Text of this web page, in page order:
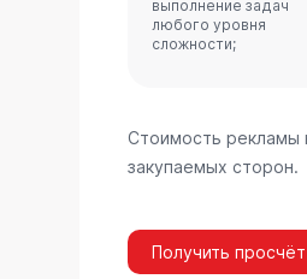
выполнение задач
любого уровня
сложности;
Стоимость рекламы
закупаемых сторон.
Получить просчёт